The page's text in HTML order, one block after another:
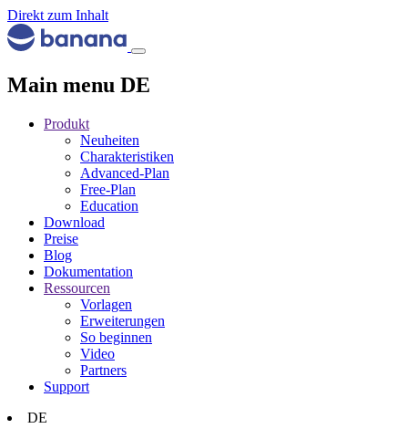
Direkt zum Inhalt
Main menu DE
Produkt
Neuheiten
Charakteristiken
Advanced-Plan
Free-Plan
Education
Download
Preise
Blog
Dokumentation
Ressourcen
Vorlagen
Erweiterungen
So beginnen
Video
Partners
Support
DE